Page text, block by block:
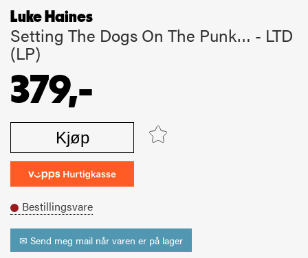
Luke Haines
Setting The Dogs On The Punk… - LTD
(LP)
379,-
Kjøp
Bestillingsvare
✉ Send meg mail når varen er på lager